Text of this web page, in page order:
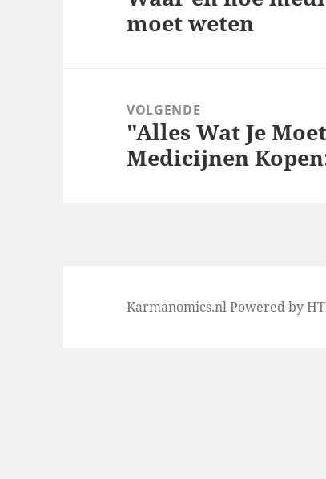
post:
moet weten
VOLGENDE
Next
post:
"Alles Wat Je
Medicijnen
Karmanomics.nlPowered by